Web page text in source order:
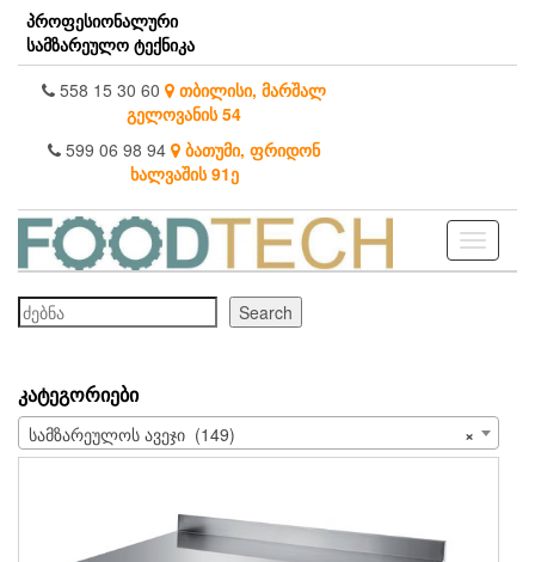
Skip
the
content
პროფესიონალური
სამზარეულო ტექნიკა
558 15 30 60 თბილისი, მარშალ
გელოვანის 54
599 06 98 94 ბათუმი, ფრიდონ
ხალვაშის 91ე
Toggle
ძებნა
Search
ᲙᲐᲢᲔᲒᲝᲠᲘᲔᲑᲘ
×
სამზარეულოს ავეჯი (149)